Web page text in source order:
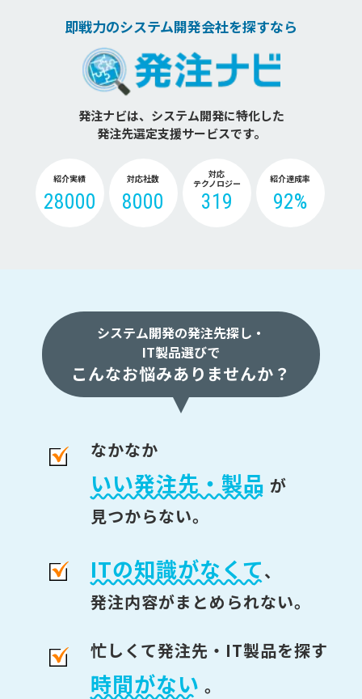
即戦力のシステム開発会社を探すなら
発注ナビは、システム開発に特化した
発注先選定支援サービスです。
紹介実績
28000
対応社数
8000
対応
テクノロジー
319
紹介達成率
92%
システム開発の発注先探し・
IT製品選びで
こんなお悩みありませんか？
なかなか
いい発注先・製品 が
見つからない。
ITの知識がなくて、
発注内容がまとめられない。
忙しくて発注先・IT製品を探す
時間がない 。